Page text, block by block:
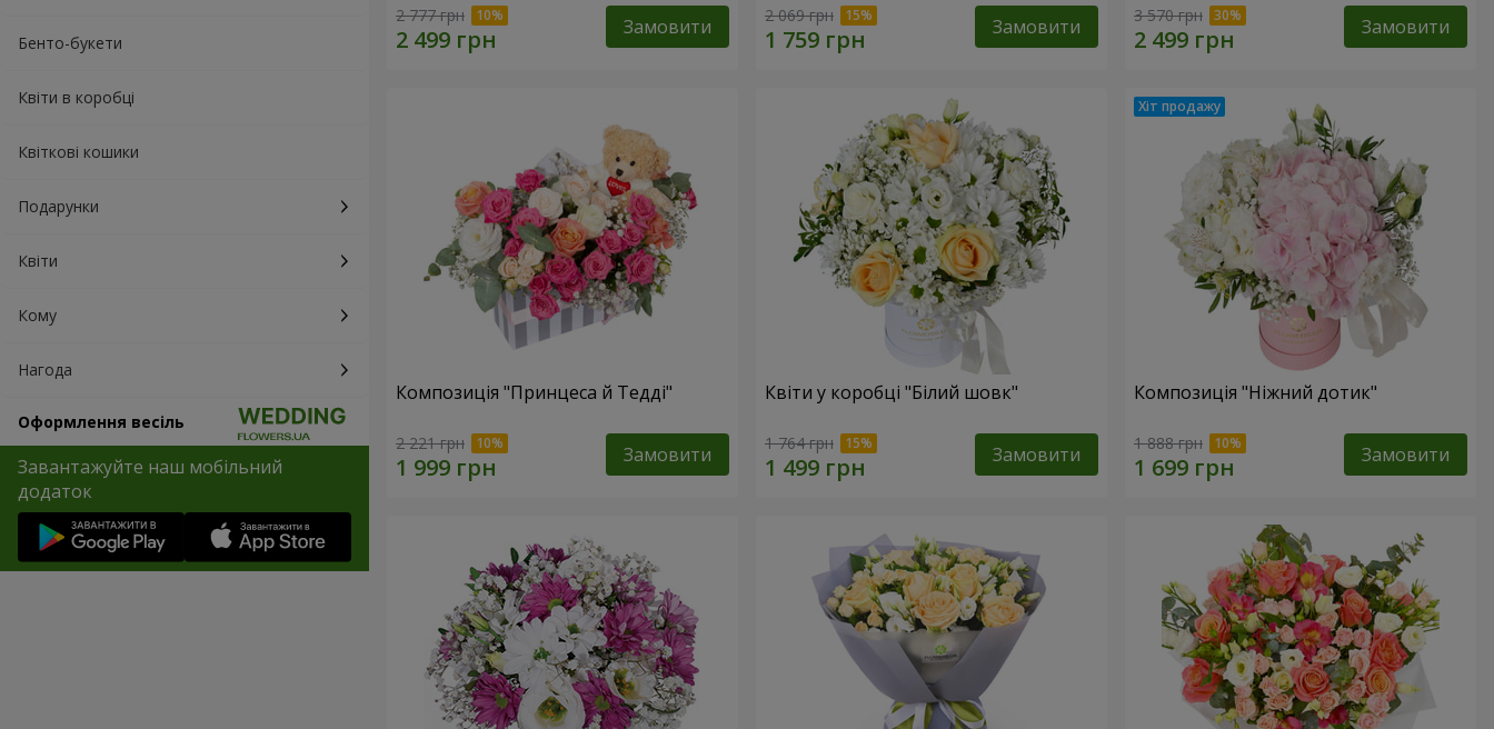
Бенто-букети
Квіти в коробці
Квіткові кошики
Подарунки
Квіти
Кому
Нагода
Оформлення весіль
Завантажуйте наш мобільний
додаток
2 777 грн Замовити 2 069 грн Замовити 3 570 грн Замовити
Композиція "Принцеса й Тедді"
2 221 грн Замовити
Квіти у коробці "Білий шовк"
1 764 грн Замовити
Композиція "Ніжний дотик"
1 888 грн Замовити